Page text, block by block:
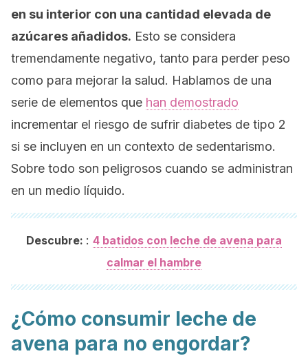
en su interior con una cantidad elevada de
azúcares añadidos. Esto se considera
tremendamente negativo, tanto para perder peso
como para mejorar la salud. Hablamos de una
serie de elementos que han demostrado
incrementar el riesgo de sufrir diabetes de tipo 2
si se incluyen en un contexto de sedentarismo.
Sobre todo son peligrosos cuando se administran
en un medio líquido.
Descubre: : 4 batidos con leche de avena para
calmar el hambre
¿Cómo consumir leche de
avena para no engordar?